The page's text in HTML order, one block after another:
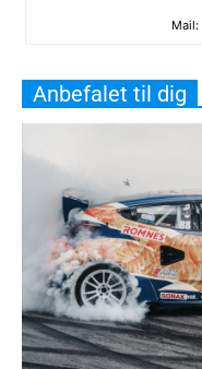
Mail: